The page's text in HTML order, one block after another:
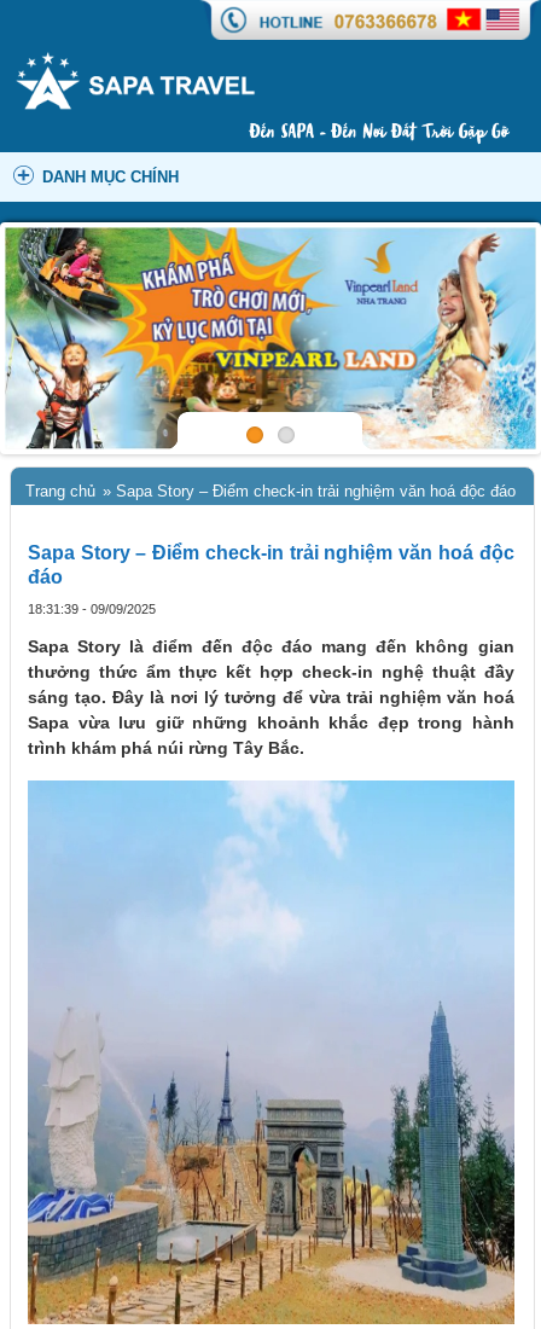
DANH MỤC CHÍNH
Trang chủ » Sapa Story – Điểm check-in trải nghiệm văn hoá độc đáo
Sapa Story – Điểm check-in trải nghiệm văn hoá độc
đáo
18:31:39 - 09/09/2025
Sapa Story là điểm đến độc đáo mang đến không gian
thưởng thức ẩm thực kết hợp check-in nghệ thuật đầy
sáng tạo. Đây là nơi lý tưởng để vừa trải nghiệm văn hoá
Sapa vừa lưu giữ những khoảnh khắc đẹp trong hành
trình khám phá núi rừng Tây Bắc.